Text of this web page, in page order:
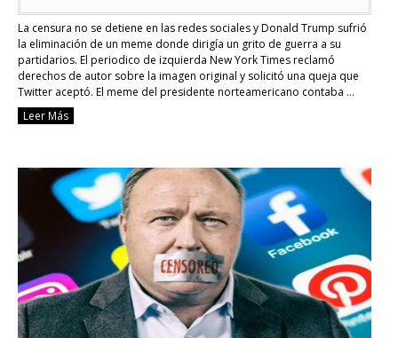
La censura no se detiene en las redes sociales y Donald Trump sufrió
la eliminación de un meme donde dirigía un grito de guerra a su
partidarios. El periodico de izquierda New York Times reclamó
derechos de autor sobre la imagen original y solicitó una queja que
Twitter aceptó. El meme del presidente norteamericano contaba …
Continue reading
#Trump
tras
exigencia
de
un
periódico
de
izquierda
Leer Más